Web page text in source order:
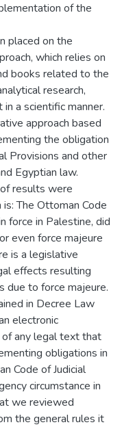
of the
placed on the
which relies on
books related to the
research,
a scientific manner.
approach based
the obligation
Provisions and other
Egyptian law.
results were
The Ottoman Code
force in Palestine, did
even force majeure
is a legislative
effects resulting
due to force majeure.
in Decree Law
electronic
any legal text that
obligations in
Code of Judicial
circumstance in
we reviewed
the general rules it